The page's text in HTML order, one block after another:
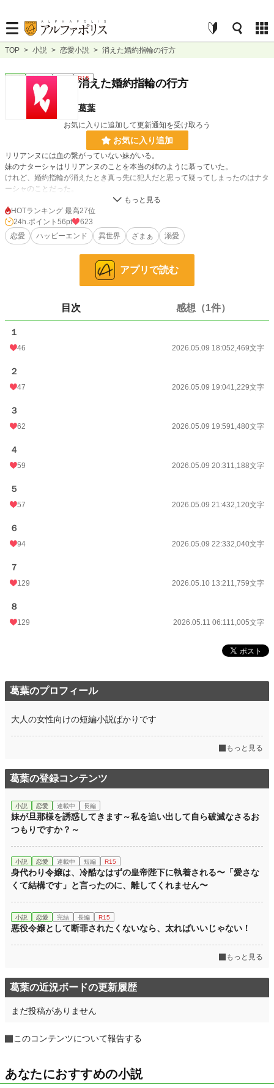
TOP > 小説 > 恋愛小説 > 消えた婚約指輪の行方
連載中 R15
消えた婚約指輪の行方
葛葉
お気に入りに追加して更新通知を受け取ろう
お気に入り追加
リリアンヌには血の繋がっていない妹がいる。
妹のナターシャはリリアンヌのことを本当の姉のように慕っていた。
けれど、婚約指輪が消えたとき真っ先に犯人だと思って疑ってしまったのはナタ
ーシャのことだった。
小説 15,120 位 / 228,793 件
恋愛 6,633 位 / 66,374 件
13,290
更新日時 2026.05.11 06:11
初回公開日時
月間ポイント
年間ポイント
累計ポイント
HOTランキング 最高27位
24h.ポイント 56pt
623
恋愛
ハッピーエンド 異世界 ざまぁ 溺愛
アプリで読む
目次 感想（1件）
１
46 2026.05.09 18:052,469文字
２
47 2026.05.09 19:041,229文字
３
62 2026.05.09 19:591,480文字
４
59 2026.05.09 20:311,188文字
５
57 2026.05.09 21:432,120文字
６
94 2026.05.09 22:332,040文字
７
129 2026.05.10 13:211,759文字
８
129 2026.05.11 06:111,005文字
葛葉のプロフィール
大人の女性向けの短編小説ばかりです
もっと見る
葛葉の登録コンテンツ
小説 恋愛 連載中 長編
妹が旦那様を誘惑してきます～私を追い出して自ら破滅なさるお
つもりですか？～
小説 恋愛 連載中 短編 R15
身代わり令嬢は、冷酷なはずの皇帝陛下に執着される〜「愛さな
くて結構です」と言ったのに、離してくれません〜
小説 恋愛 完結 長編 R15
悪役令嬢として断罪されたくないなら、太ればいいじゃない！
もっと見る
葛葉の近況ボードの更新履歴
まだ投稿がありません
このコンテンツについて報告する
あなたにおすすめの小説